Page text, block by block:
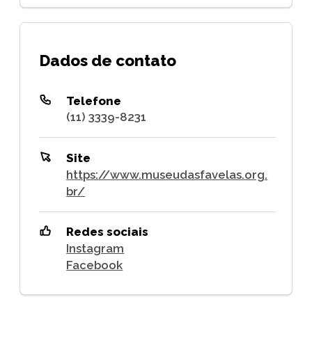
Dados de contato
Telefone
(11) 3339-8231
Site
https://www.museudasfavelas.org.
br/
Redes sociais
Instagram
Facebook